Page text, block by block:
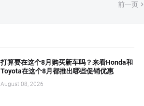
前一页
打算要在这个8月购买新车吗？来看Honda和
Toyota在这个8月都推出哪些促销优惠
August 08, 2026